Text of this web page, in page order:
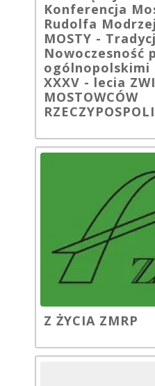
Konferencja
Rudolfa
MOSTY -
Nowoczesność
ogólnopolskimi
XXXV - lecia
MOSTOWCÓW
Z ŻYCIA ZMRP